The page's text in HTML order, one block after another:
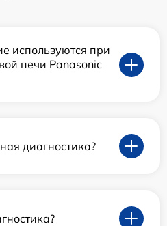
используются при
печи Panasonic
диагностика?